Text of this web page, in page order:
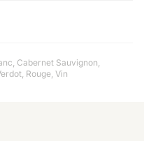
Cabernet Sauvignon
Rouge Vin